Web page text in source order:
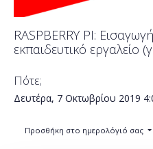
RASPBERRY PI:
εκπαιδευτικό εργαλείο
Πότε;
Δευτέρα, 7 Οκτωβρίου 2019
Προσθήκη στο ημερολόγιό σας